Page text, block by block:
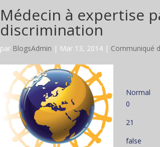
Médecin à expertise
discrimination
par BlogsAdmin | Mar 13, 2014 | Communiqué
Normal
0
21
false